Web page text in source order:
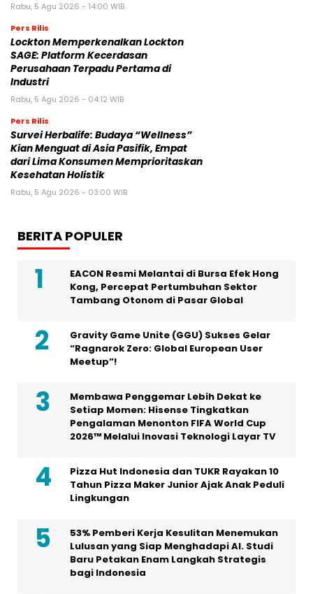
Rabu, 5 Agu 2026 - 14:00 WIB
Pers Rilis
Lockton Memperkenalkan Lockton
SAGE: Platform Kecerdasan
Perusahaan Terpadu Pertama di
Industri
Rabu, 5 Agu 2026 - 04:12 WIB
Pers Rilis
Survei Herbalife: Budaya “Wellness”
Kian Menguat di Asia Pasifik, Empat
dari Lima Konsumen Memprioritaskan
Kesehatan Holistik
Rabu, 5 Agu 2026 - 03:00 WIB
BERITA POPULER
EACON Resmi Melantai di Bursa Efek Hong
Kong, Percepat Pertumbuhan Sektor
Tambang Otonom di Pasar Global
Gravity Game Unite (GGU) Sukses Gelar
“Ragnarok Zero: Global European User
Meetup”!
Membawa Penggemar Lebih Dekat ke
Setiap Momen: Hisense Tingkatkan
Pengalaman Menonton FIFA World Cup
2026™ Melalui Inovasi Teknologi Layar TV
Pizza Hut Indonesia dan TUKR Rayakan 10
Tahun Pizza Maker Junior Ajak Anak Peduli
Lingkungan
53% Pemberi Kerja Kesulitan Menemukan
Lulusan yang Siap Menghadapi AI. Studi
Baru Petakan Enam Langkah Strategis
bagi Indonesia